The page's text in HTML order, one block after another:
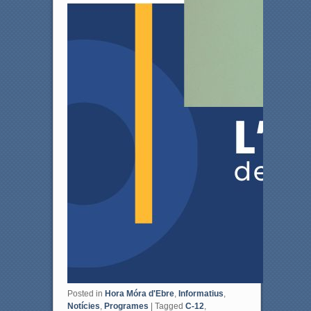
Posted in Hora Móra d'Ebre, Informatius,
Notícies, Programes Tagged C-12,